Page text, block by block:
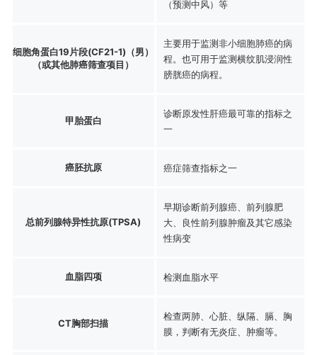
（预测中风）等
细胞角蛋白19片段(CF21-1)（男）
（或其他肺癌筛查项目）
主要用于监测非小细胞肺癌的病
程。也可用于监测横纹肌浸润性
膀胱癌的病程。
甲胎蛋白
诊断原发性肝癌最可靠的指标之
一
癌胚抗原 癌症筛查指标之一
总前列腺特异性抗原(TPSA)
早期诊断前列腺癌、前列腺肥
大、良性前列腺肿瘤及其它感染
性病变
血脂四项 检测血脂水平
CT胸部扫描
检查两肺、心脏、纵隔、膈、胸
膜，判断有无炎症、肿瘤等。